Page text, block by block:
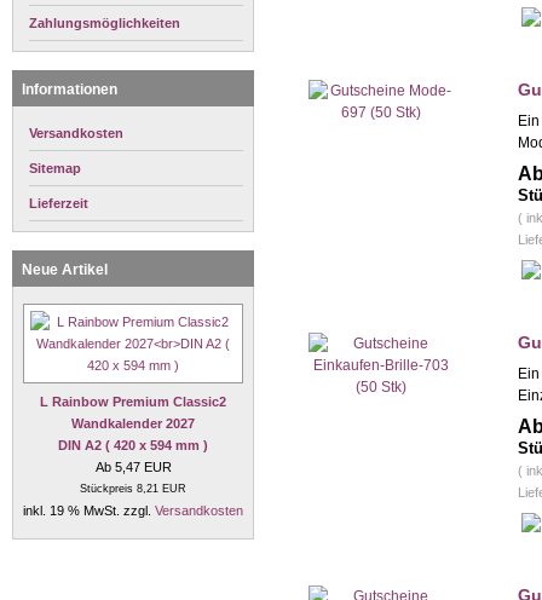
Zahlungsmöglichkeiten
Informationen
Versandkosten
Sitemap
Lieferzeit
Neue Artikel
L Rainbow Premium Classic2
Wandkalender 2027
DIN A2 ( 420 x 594 mm )
Ab 5,47 EUR
Stückpreis 8,21 EUR
inkl. 19 % MwSt. zzgl. Versandkosten
(
(